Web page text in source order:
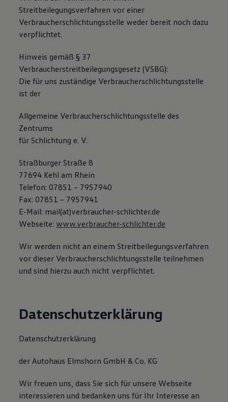
75 Jahre Bulli Jubiläum
Bulli Magazin
Fahrzeugabholung ab Werk
Streitbeilegungsverfahren vor einer
Verbraucherschlichtungsstelle weder bereit noch dazu
verpflichtet.
Hinweis gemäß § 37
Verbraucherstreitbeilegungsgesetz (VSBG):
Die für uns zuständige Verbraucherschlichtungsstelle
ist der
Allgemeine Verbraucherschlichtungsstelle des
Zentrums
für Schlichtung e. V.
Straßburger Straße 8
77694 Kehl am Rhein
Telefon: 07851 – 7957940
Fax: 07851 – 7957941
E-Mail: mail(at)verbraucher-schlichter.de
Webseite: www.verbraucher-schlichter.de
Wir werden nicht an einem Streitbeilegungsverfahren
vor dieser Verbraucherschlichtungsstelle teilnehmen
und sind hierzu auch nicht verpflichtet.
Datenschutzerklärung
Datenschutzerklärung
der Autohaus Elmshorn GmbH & Co. KG
Wir freuen uns, dass Sie sich für unsere Webseite
interessieren und bedanken uns für Ihr Interesse an